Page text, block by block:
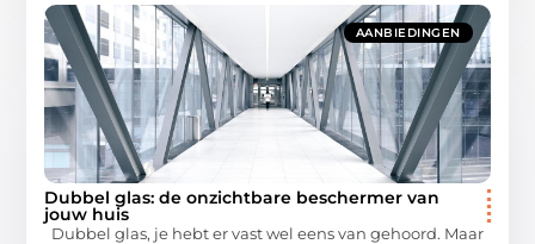
AANBIEDINGEN
Dubbel glas: de onzichtbare beschermer van
jouw huis
Dubbel glas, je hebt er vast wel eens van gehoord. Maar